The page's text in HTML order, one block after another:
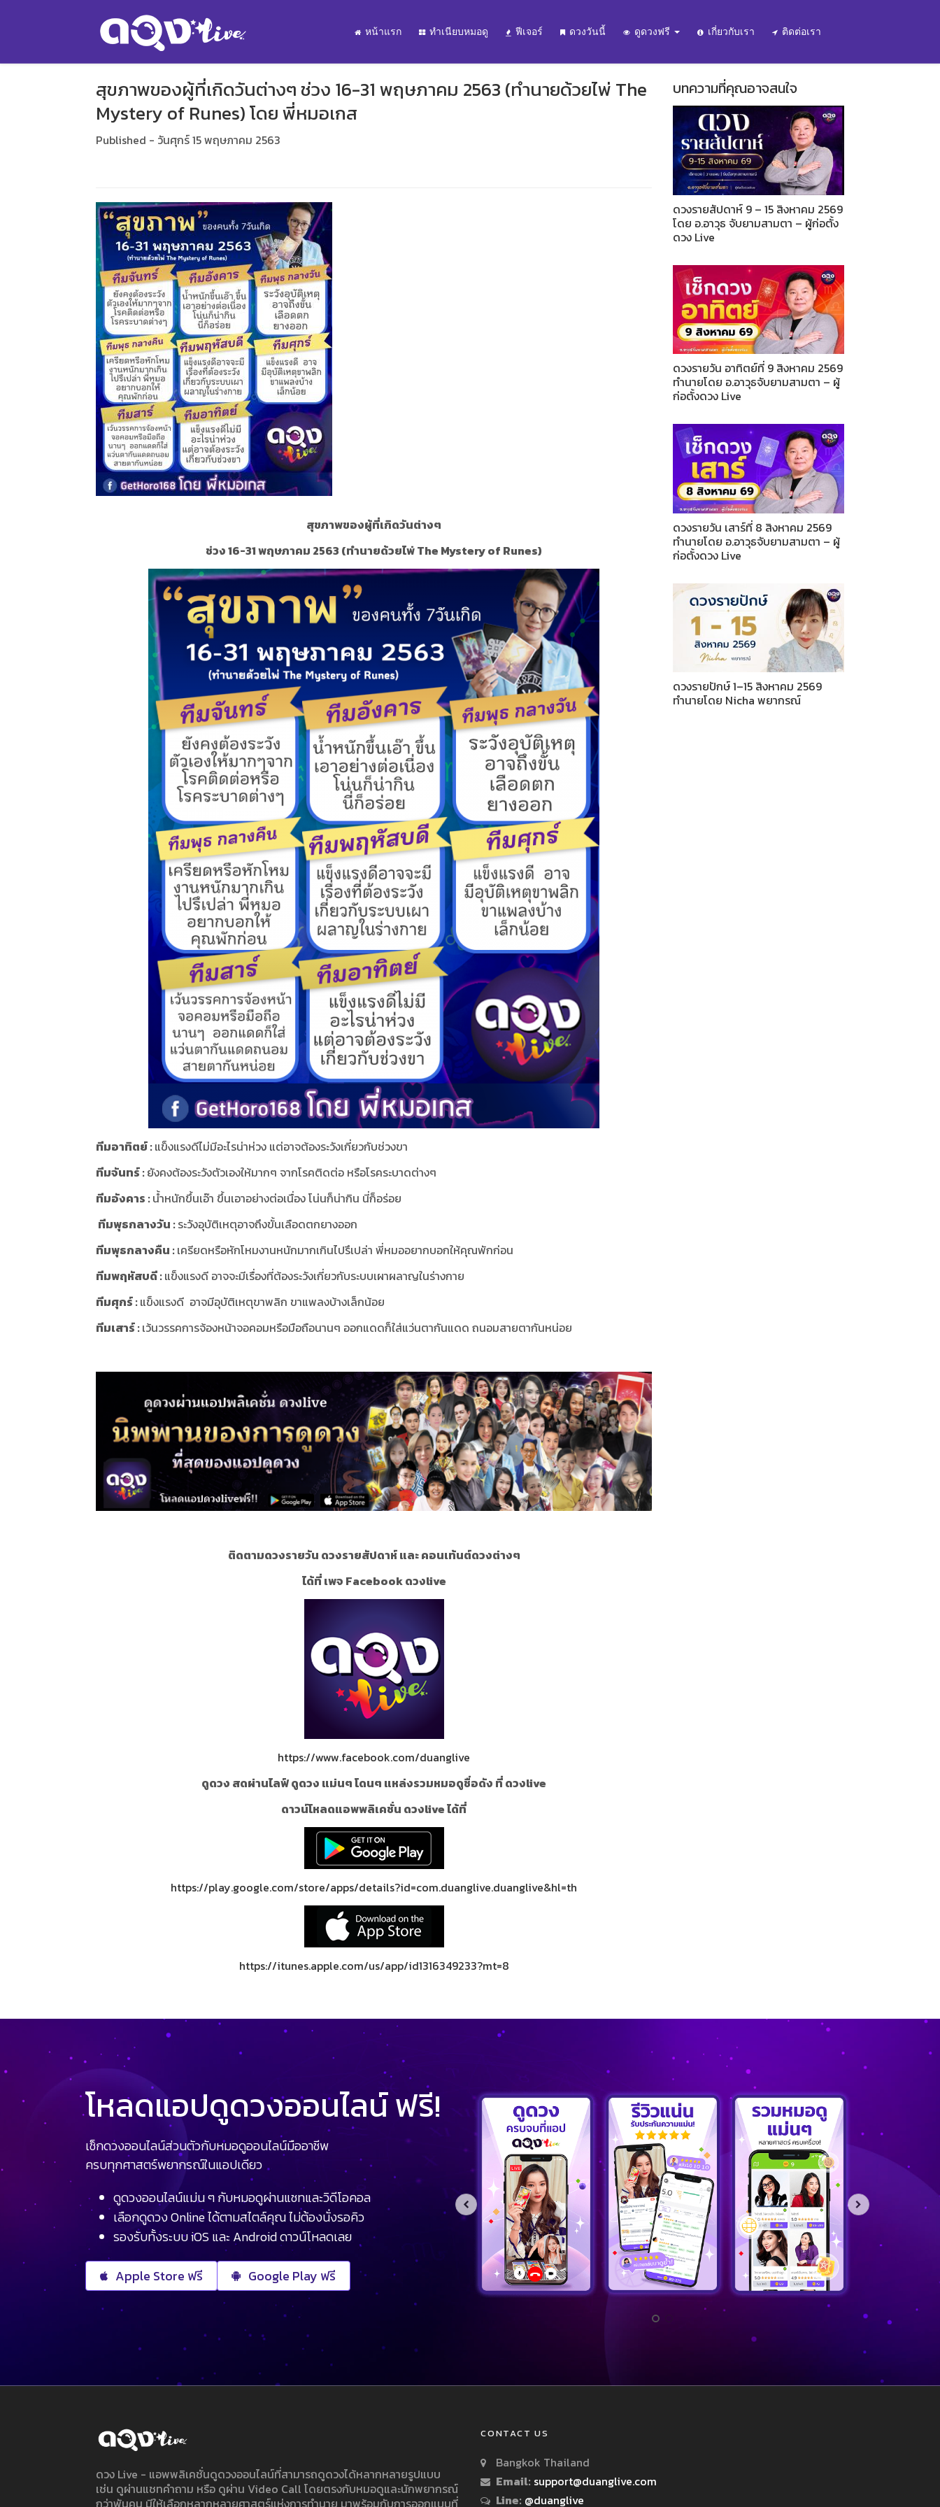
หน้าแรก ทำเนียบหมอดู ฟีเจอร์ ดวงวันนี้ ดูดวงฟรี เกี่ยวกับเรา ติดต่อเรา
สุขภาพของผู้ที่เกิดวันต่างๆ ช่วง 16-31 พฤษภาคม 2563 (ทำนายด้วยไพ่ The
Mystery of Runes) โดย พี่หมอเกส
Published - วันศุกร์ 15 พฤษภาคม 2563
สุขภาพของผู้ที่เกิดวันต่างๆ
ช่วง 16-31 พฤษภาคม 2563 (ทำนายด้วยไพ่ The Mystery of Runes)
ทีมอาทิตย์ :แข็งแรงดีไม่มีอะไรน่าห่วง แต่อาจต้องระวังเกี่ยวกับช่วงขา
ทีมจันทร์ :ยังคงต้องระวังตัวเองให้มากๆ จากโรคติดต่อ หรือโรคระบาดต่างๆ
ทีมอังคาร :น้ำหนักขึ้นเอ๊า ขึ้นเอาอย่างต่อเนื่อง โน่นก็น่ากิน นี่ก็อร่อย
ทีมพุธกลางวัน :ระวังอุบัติเหตุอาจถึงขั้นเลือดตกยางออก
ทีมพุธกลางคืน :เครียดหรือหักโหมงานหนักมากเกินไปรึเปล่า พี่หมออยากบอกให้คุณพักก่อน
ทีมพฤหัสบดี :แข็งแรงดี อาจจะมีเรื่องที่ต้องระวังเกี่ยวกับระบบเผาผลาญในร่างกาย
ทีมศุกร์ :แข็งแรงดี อาจมีอุบัติเหตุขาพลิก ขาแพลงบ้างเล็กน้อย
ทีมเสาร์ :เว้นวรรคการจ้องหน้าจอคอมหรือมือถือนานๆ ออกแดดก็ใส่แว่นตากันแดด ถนอมสายตากันหน่อย
ติดตามดวงรายวัน ดวงรายสัปดาห์ และ คอนเท้นต์ดวงต่างๆ
ได้ที่ เพจ Facebook ดวงlive
https://www.facebook.com/duanglive
ดูดวง สดผ่านไลฟ์ ดูดวง แม่นๆ โดนๆ แหล่งรวมหมอดูชื่อดัง ที่ ดวงlive
ดาวน์โหลดแอพพลิเคชั่น ดวงlive ได้ที่
https://play.google.com/store/apps/details?id=com.duanglive.duanglive&hl=th
https://itunes.apple.com/us/app/id1316349233?mt=8
บทความที่คุณอาจสนใจ
ดวงรายสัปดาห์ 9 – 15 สิงหาคม 2569
โดย อ.อาวุธ จับยามสามตา – ผู้ก่อตั้ง
ดวง Live
ดวงรายวัน อาทิตย์ที่ 9 สิงหาคม 2569
ทำนายโดย อ.อาวุธจับยามสามตา – ผู้
ก่อตั้งดวง Live
ดวงรายวัน เสาร์ที่ 8 สิงหาคม 2569
ทำนายโดย อ.อาวุธจับยามสามตา – ผู้
ก่อตั้งดวง Live
ดวงรายปักษ์ 1–15 สิงหาคม 2569
ทำนายโดย Nicha พยากรณ์
โหลดแอปดูดวงออนไลน์ ฟรี!
เช็กดวงออนไลน์ส่วนตัวกับหมอดูออนไลน์มืออาชีพ
ครบทุกศาสตร์พยากรณ์ในแอปเดียว
ดูดวงออนไลน์แม่น ๆ กับหมอดูผ่านแชทและวิดีโอคอล
เลือกดูดวง Online ได้ตามสไตล์คุณ ไม่ต้องนั่งรอคิว
รองรับทั้งระบบ iOS และ Android ดาวน์โหลดเลย
Apple Store ฟรี Google Play ฟรี
ดวง Live - แอพพลิเคชั่นดูดวงออนไลน์ที่สามารถดูดวงได้หลากหลายรูปแบบ
เช่น ดูผ่านแชทคำถาม หรือ ดูผ่าน Video Call โดยตรงกับหมอดูและนักพยากรณ์
กว่าพันคน มีให้เลือกหลากหลายศาสตร์แห่งการทำนาย มาพร้อมกับการออกแบบที่
CONTACT US
Bangkok Thailand
Email: support@duanglive.com
Line: @duanglive